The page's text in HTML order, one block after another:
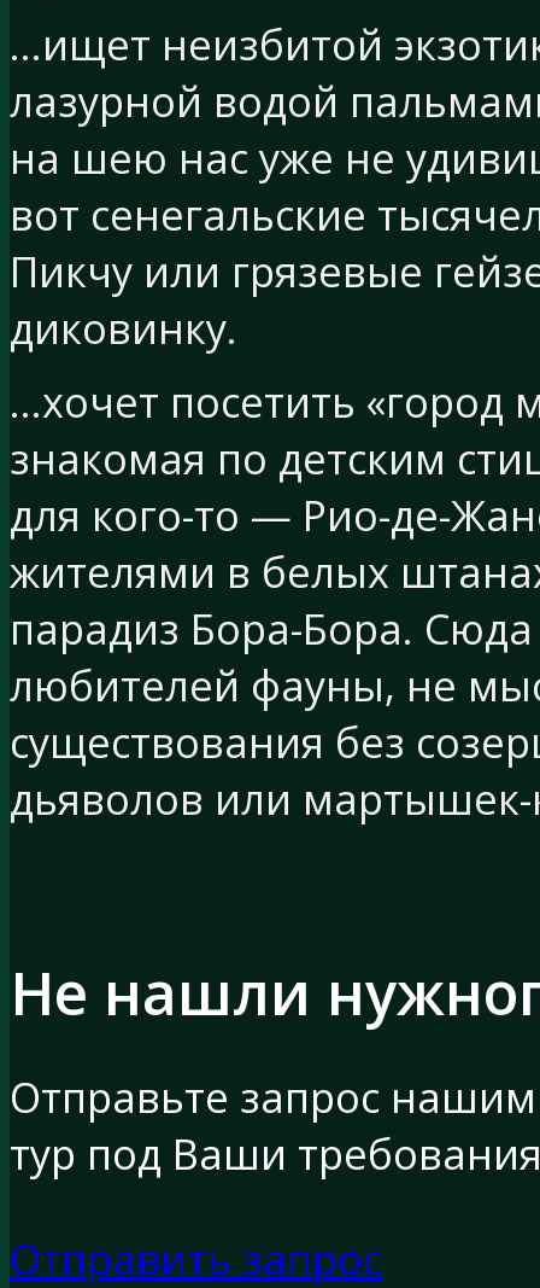
…ищет неизбитой
лазурной водой
на шею нас уже не
вот сенегальские
Пикчу или грязевые
диковинку.
…хочет посетить «город
знакомая по детским
для кого-то — Рио-де-
жителями в белых
парадиз Бора-Бора.
любителей фауны, не
существования без
дьяволов или мартышек-
Не нашли
Отправьте запрос
тур под Ваши
Отправить запрос